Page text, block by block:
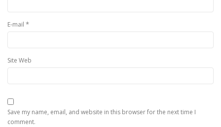
E-mail *
Site Web
Save my name, email, and website in this browser for the next time I
comment.